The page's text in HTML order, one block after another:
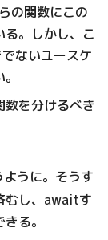
の関数にこの
。しかし、こ
ないユースケ
を分けるべき
ように。そうす
むし、awaitす
る。